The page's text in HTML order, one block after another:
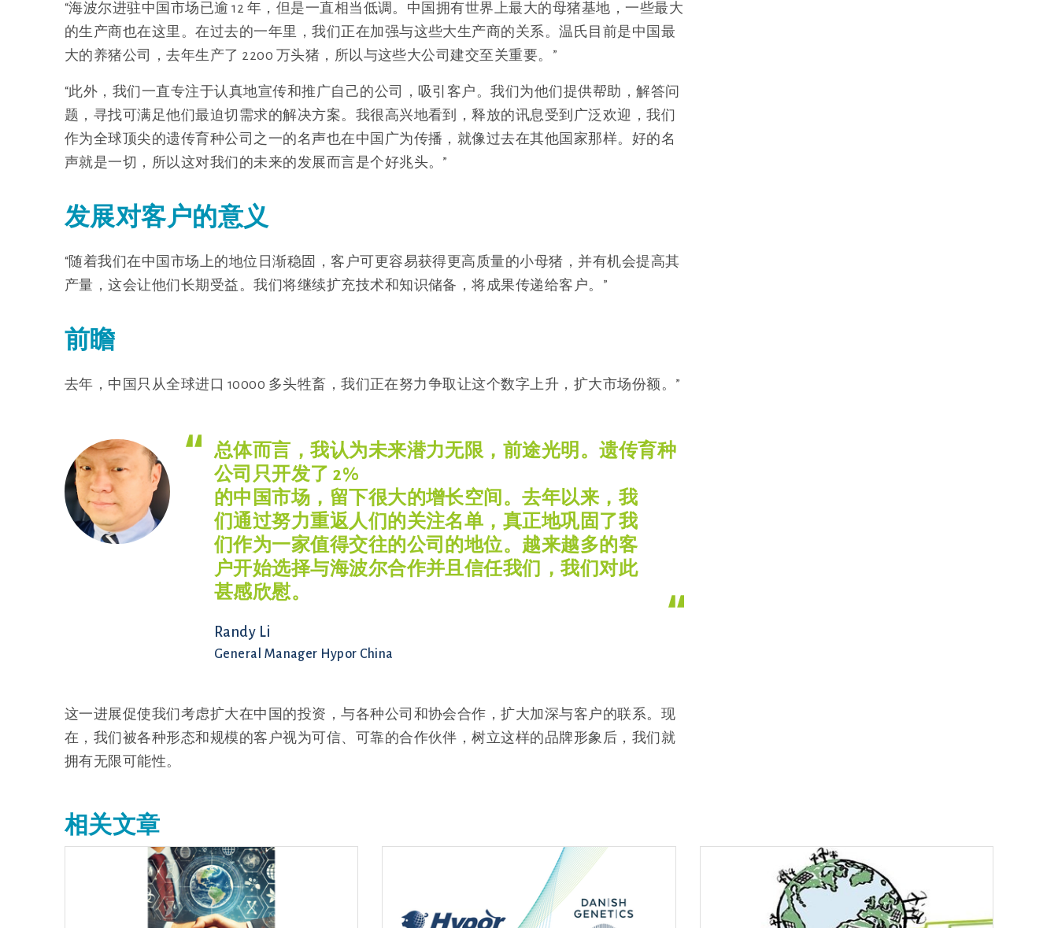
“海波尔进驻中国市场已逾 12 年，但是一直相当低调。中国拥有世界上最大的母猪基地，一些最大
的生产商也在这里。在过去的一年里，我们正在加强与这些大生产商的关系。温氏目前是中国最
大的养猪公司，去年生产了 2200 万头猪，所以与这些大公司建交至关重要。”
“此外，我们一直专注于认真地宣传和推广自己的公司，吸引客户。我们为他们提供帮助，解答问
题，寻找可满足他们最迫切需求的解决方案。我很高兴地看到，释放的讯息受到广泛欢迎，我们
作为全球顶尖的遗传育种公司之一的名声也在中国广为传播，就像过去在其他国家那样。好的名
声就是一切，所以这对我们的未来的发展而言是个好兆头。”
发展对客户的意义
“随着我们在中国市场上的地位日渐稳固，客户可更容易获得更高质量的小母猪，并有机会提高其
产量，这会让他们长期受益。我们将继续扩充技术和知识储备，将成果传递给客户。”
前瞻
去年，中国只从全球进口 10000 多头牲畜，我们正在努力争取让这个数字上升，扩大市场份额。”
总体而言，我认为未来潜力无限，前途光明。遗传育种
公司只开发了 2%
的中国市场，留下很大的增长空间。去年以来，我
们通过努力重返人们的关注名单，真正地巩固了我
们作为一家值得交往的公司的地位。越来越多的客
户开始选择与海波尔合作并且信任我们，我们对此
甚感欣慰。
Randy Li
General Manager Hypor China
这一进展促使我们考虑扩大在中国的投资，与各种公司和协会合作，扩大加深与客户的联系。现
在，我们被各种形态和规模的客户视为可信、可靠的合作伙伴，树立这样的品牌形象后，我们就
拥有无限可能性。
相关文章